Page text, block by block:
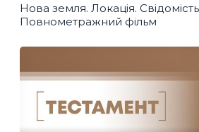
Нова земля. Локація.
Повнометражний фільм